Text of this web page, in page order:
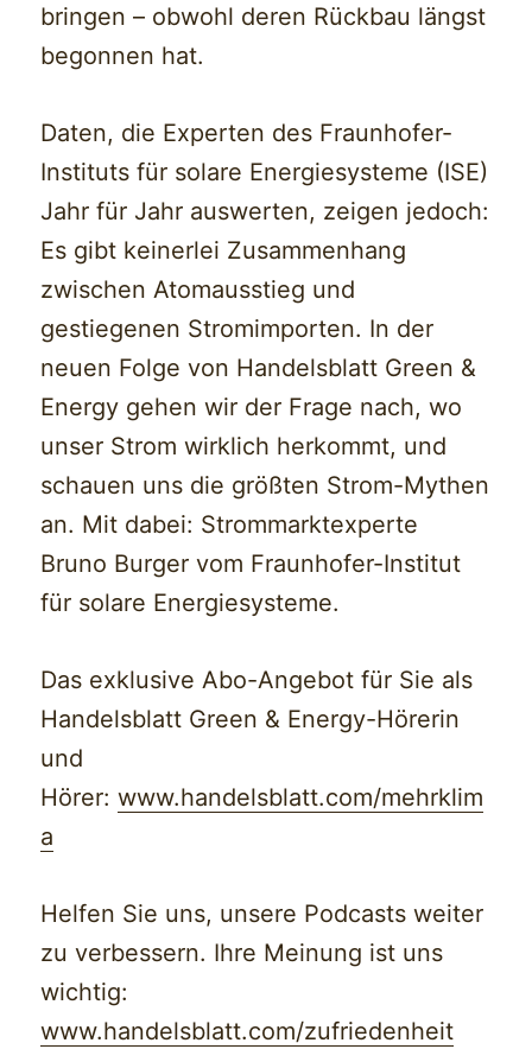
bringen – obwohl deren Rückbau längst
begonnen hat.
Daten, die Experten des Fraunhofer-
Instituts für solare Energiesysteme (ISE)
Jahr für Jahr auswerten, zeigen jedoch:
Es gibt keinerlei Zusammenhang
zwischen Atomausstieg und
gestiegenen Stromimporten. In der
neuen Folge von Handelsblatt Green &
Energy gehen wir der Frage nach, wo
unser Strom wirklich herkommt, und
schauen uns die größten Strom-Mythen
an. Mit dabei: Strommarktexperte
Bruno Burger vom Fraunhofer-Institut
für solare Energiesysteme.
Das exklusive Abo-Angebot für Sie als
Handelsblatt Green & Energy-Hörerin
und
Hörer:www.handelsblatt.com/mehrklim
a
Helfen Sie uns, unsere Podcasts weiter
zu verbessern. Ihre Meinung ist uns
wichtig:
www.handelsblatt.com/zufriedenheit